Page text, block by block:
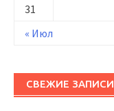
« Июл
31
СВЕЖИЕ ЗАПИСИ